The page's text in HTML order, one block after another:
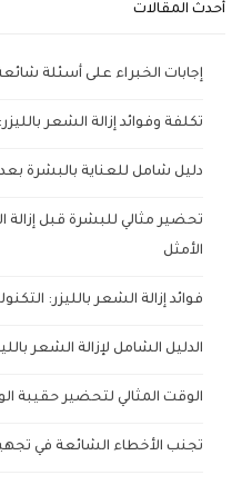
أحدث المقالات
إجابات الخبراء على أسئلة
تكلفة وفوائد إزالة الشعر
دليل شامل للعناية بالبشرة
تحضير مثالي للبشرة قبل إزالة
الأمثل
فوائد إزالة الشعر بالليزر:
الدليل الشامل لإزالة الشعر
الوقت المثالي لتحضير حقيبة
تجنب الأخطاء الشائعة في